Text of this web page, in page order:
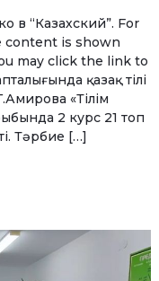
в “Казахский”. For
content is shown
may click the link to
қазақ тілі
«Тілім
2 курс 21 топ
Тәрбие […]